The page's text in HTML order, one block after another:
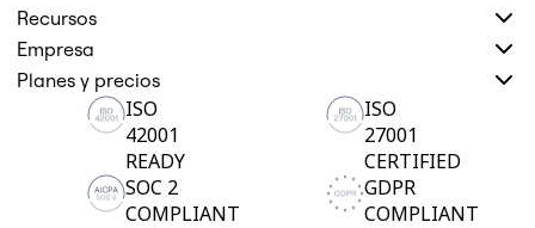
Recursos
Empresa
Planes y precios
ISO
42001
READY
ISO
27001
CERTIFIED
SOC 2
COMPLIANT
GDPR
COMPLIANT